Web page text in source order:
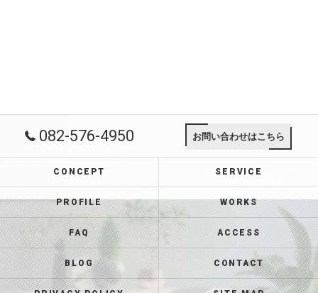
082-576-4950 お問い合わせはこちら
CONCEPT SERVICE
PROFILE WORKS
FAQ ACCESS
BLOG CONTACT